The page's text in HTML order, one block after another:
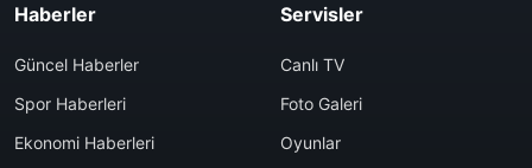
Haberler
Güncel Haberler
Spor Haberleri
Ekonomi Haberleri
Servisler
Canlı TV
Foto Galeri
Oyunlar